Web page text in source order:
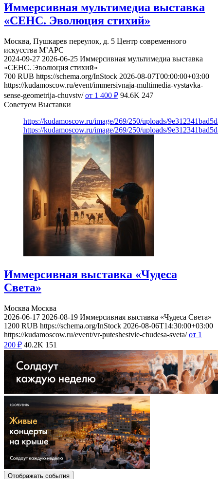
Иммерсивная мультимедиа выставка
«СЕНС. Эволюция стихий»
Москва, Пушкарев переулок, д. 5 Центр современного
искусства М’АРС
2024-09-27 2026-06-25 Иммерсивная мультимедиа выставка
«СЕНС. Эволюция стихий»
700 RUB https://schema.org/InStock 2026-08-07T00:00:00+03:00
https://kudamoscow.ru/event/immersivnaja-multimedia-vystavka-
sense-geometrija-chuvstv/ от 1 400 ₽ 94.6K 247
Советуем Выставки
https://kudamoscow.ru/image/269/250/uploads/
https://kudamoscow.ru/image/269/250/uploads/
Иммерсивная выставка «Чудеса
Света»
Москва Москва
2026-06-17 2026-08-19 Иммерсивная выставка «Чудеса Света»
1200 RUB https://schema.org/InStock 2026-08-06T14:30:00+03:00
https://kudamoscow.ru/event/vr-puteshestvie-chudesa-sveta/ от 1
200 ₽ 40.2K 151
Отображать события